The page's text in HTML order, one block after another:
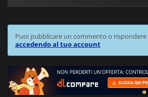
Puoi pubblicare un commento o rispondere
accedendo al tuo account